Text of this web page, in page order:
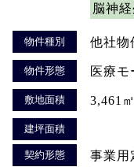
脳神
物件種別 他社物
物件形態 医療モ
敷地面積 3,461
建坪面積
契約形態
事業